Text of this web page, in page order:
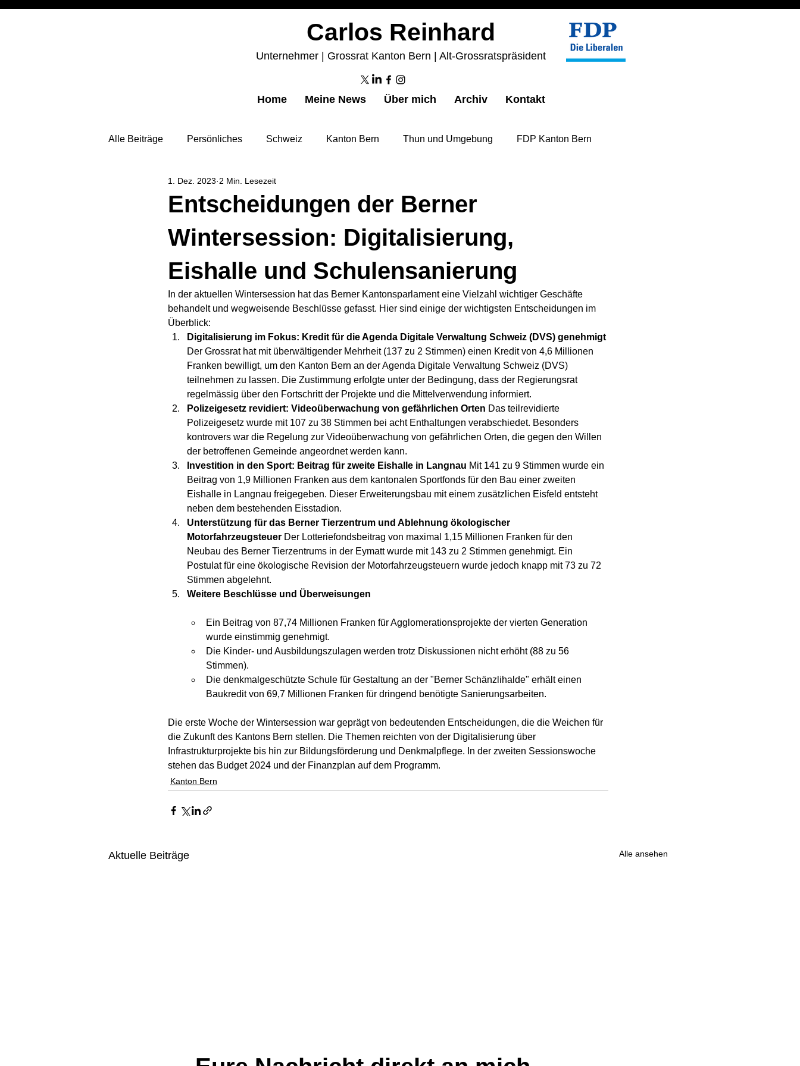
Carlos Reinhard
Unternehmer | Grossrat Kanton Bern | Alt-Grossratspräsident
Home Meine News Über mich Archiv Kontakt
Alle Beiträge Persönliches Schweiz Kanton Bern Thun und Umgebung FDP Kanton Bern
Entscheidungen der Berner
Wintersession: Digitalisierung,
Eishalle und Schulensanierung
1. Dez. 2023 2 Min. Lesezeit
In der aktuellen Wintersession hat das Berner Kantonsparlament eine Vielzahl wichtiger Geschäfte
behandelt und wegweisende Beschlüsse gefasst. Hier sind einige der wichtigsten Entscheidungen im
Überblick:
Digitalisierung im Fokus: Kredit für die Agenda Digitale Verwaltung Schweiz (DVS) genehmigt
Der Grossrat hat mit überwältigender Mehrheit (137 zu 2 Stimmen) einen Kredit von 4,6 Millionen
Franken bewilligt, um den Kanton Bern an der Agenda Digitale Verwaltung Schweiz (DVS)
teilnehmen zu lassen. Die Zustimmung erfolgte unter der Bedingung, dass der Regierungsrat
regelmässig über den Fortschritt der Projekte und die Mittelverwendung informiert.
Polizeigesetz revidiert: Videoüberwachung von gefährlichen Orten Das teilrevidierte
Polizeigesetz wurde mit 107 zu 38 Stimmen bei acht Enthaltungen verabschiedet. Besonders
kontrovers war die Regelung zur Videoüberwachung von gefährlichen Orten, die gegen den Willen
der betroffenen Gemeinde angeordnet werden kann.
Investition in den Sport: Beitrag für zweite Eishalle in Langnau Mit 141 zu 9 Stimmen wurde ein
Beitrag von 1,9 Millionen Franken aus dem kantonalen Sportfonds für den Bau einer zweiten
Eishalle in Langnau freigegeben. Dieser Erweiterungsbau mit einem zusätzlichen Eisfeld entsteht
neben dem bestehenden Eisstadion.
Unterstützung für das Berner Tierzentrum und Ablehnung ökologischer
Motorfahrzeugsteuer Der Lotteriefondsbeitrag von maximal 1,15 Millionen Franken für den
Neubau des Berner Tierzentrums in der Eymatt wurde mit 143 zu 2 Stimmen genehmigt. Ein
Postulat für eine ökologische Revision der Motorfahrzeugsteuern wurde jedoch knapp mit 73 zu 72
Stimmen abgelehnt.
Weitere Beschlüsse und Überweisungen
Ein Beitrag von 87,74 Millionen Franken für Agglomerationsprojekte der vierten Generation
wurde einstimmig genehmigt.
Die Kinder- und Ausbildungszulagen werden trotz Diskussionen nicht erhöht (88 zu 56
Stimmen).
Die denkmalgeschützte Schule für Gestaltung an der "Berner Schänzlihalde" erhält einen
Baukredit von 69,7 Millionen Franken für dringend benötigte Sanierungsarbeiten.
Die erste Woche der Wintersession war geprägt von bedeutenden Entscheidungen, die die Weichen für
die Zukunft des Kantons Bern stellen. Die Themen reichten von der Digitalisierung über
Infrastrukturprojekte bis hin zur Bildungsförderung und Denkmalpflege. In der zweiten Sessionswoche
stehen das Budget 2024 und der Finanzplan auf dem Programm.
Kanton Bern
Aktuelle Beiträge Alle ansehen